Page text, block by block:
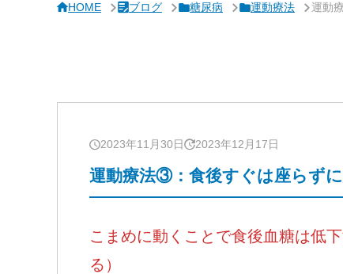
HOME ブログ 糖尿病 運動療法 運動
2023年11月30日 2023年12月17日
運動療法③：食後すぐは座らず
こまめに動くことで食後血糖は低
る）